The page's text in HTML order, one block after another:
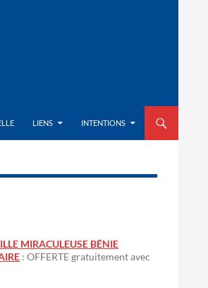
LIENS INTENTIONS
MIRACULEUSE BÉNIE
: OFFERTE gratuitement avec